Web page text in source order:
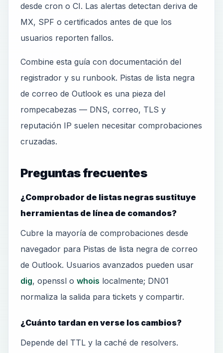
desde cron o CI. Las alertas detectan deriva de
MX, SPF o certificados antes de que los
usuarios reporten fallos.
Combine esta guía con documentación del
registrador y su runbook. Pistas de lista negra
de correo de Outlook es una pieza del
rompecabezas — DNS, correo, TLS y
reputación IP suelen necesitar comprobaciones
cruzadas.
Preguntas frecuentes
¿Comprobador de listas negras sustituye
herramientas de línea de comandos?
Cubre la mayoría de comprobaciones desde
navegador para Pistas de lista negra de correo
de Outlook. Usuarios avanzados pueden usar
dig, openssl o whois localmente; DN01
normaliza la salida para tickets y compartir.
¿Cuánto tardan en verse los cambios?
Depende del TTL y la caché de resolvers.